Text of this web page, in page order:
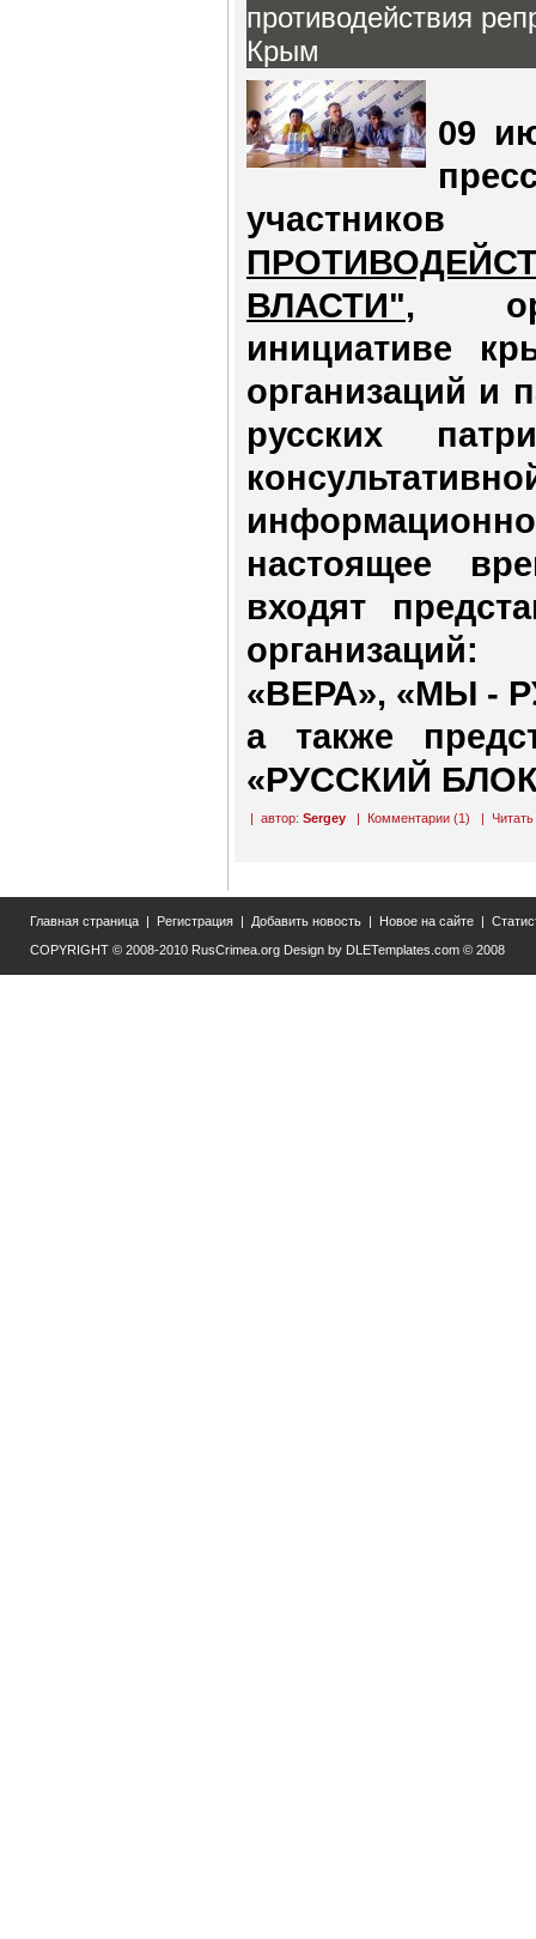
противодействия
Крым
09
ВЛАСТИ",
инициативе
организаций и
русских
настоящее
входят
«ВЕРА», «МЫ -
а также
«РУССКИЙ
| автор: Sergey | Комментарии (1) |
Главная страница | Регистрация | Добавить новость | Новое на сайте |
COPYRIGHT © 2008-2010 RusCrimea.org Design by DLETemplates.com © 2008